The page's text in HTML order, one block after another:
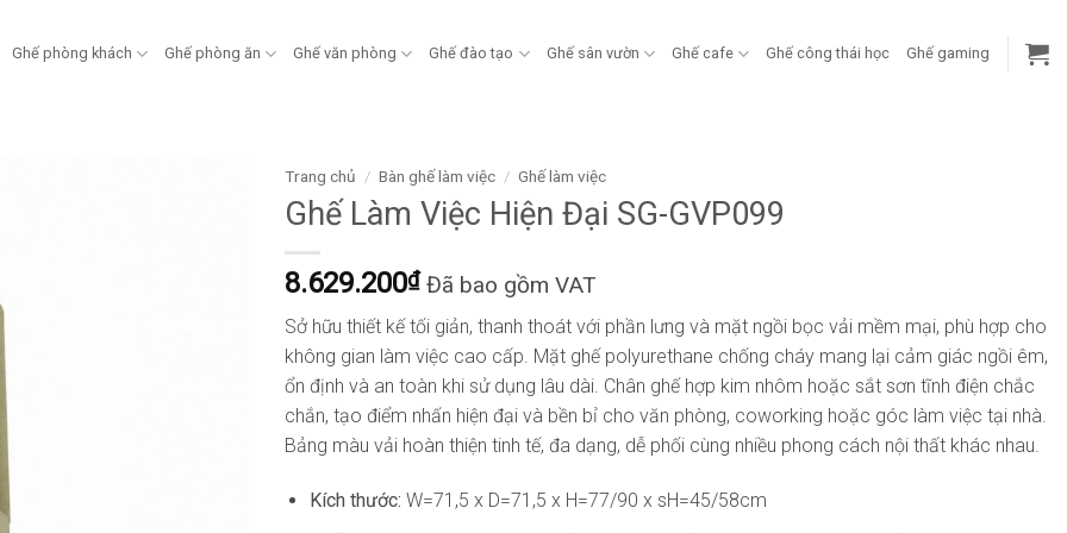
Ghế phòng khách Ghế phòng ăn Ghế văn phòng Ghế đào tạo Ghế sân vườn Ghế cafe Ghế công thái học Ghế gaming
Trang chủ / Bàn ghế làm việc / Ghế làm việc
Ghế Làm Việc Hiện Đại SG-GVP099
8.629.200₫ Đã bao gồm VAT
Sở hữu thiết kế tối giản, thanh thoát với phần lưng và mặt ngồi bọc vải mềm mại, phù hợp cho
không gian làm việc cao cấp. Mặt ghế polyurethane chống cháy mang lại cảm giác ngồi êm,
ổn định và an toàn khi sử dụng lâu dài. Chân ghế hợp kim nhôm hoặc sắt sơn tĩnh điện chắc
chắn, tạo điểm nhấn hiện đại và bền bỉ cho văn phòng, coworking hoặc góc làm việc tại nhà.
Bảng màu vải hoàn thiện tinh tế, đa dạng, dễ phối cùng nhiều phong cách nội thất khác nhau.
Kích thước: W=71,5 x D=71,5 x H=77/90 x sH=45/58cm